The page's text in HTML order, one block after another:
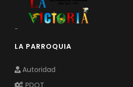
-
LA PARROQUIA
Autoridad